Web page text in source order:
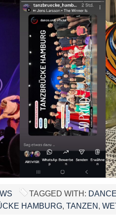
TAGGED WITH:
HAMBURG, TANZEN,